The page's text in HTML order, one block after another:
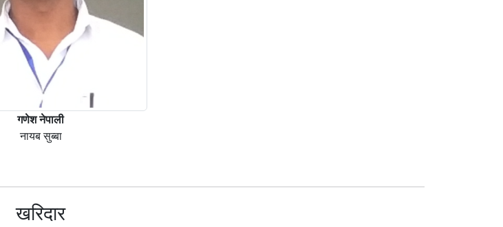
गणेश नेपाली
नायब सुब्बा
खरिदार